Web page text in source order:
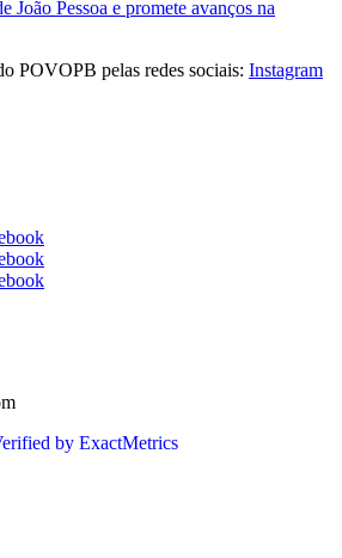
João Pessoa e promete avanços na
POVOPB pelas redes sociais: Instagram